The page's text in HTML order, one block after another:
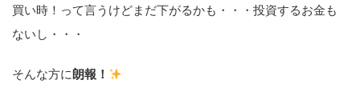
買い時！って言うけどまだ下がるかも・・・投資するお金も
ないし・・・
そんな方に朗報！